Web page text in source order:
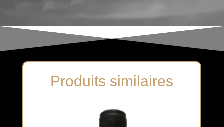
Produits similaires